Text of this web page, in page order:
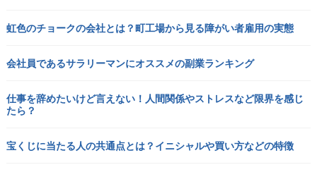
虹色のチョークの会社とは？町工場から見る障がい者雇用の実態
会社員であるサラリーマンにオススメの副業ランキング
仕事を辞めたいけど言えない！人間関係やストレスなど限界を感じ
たら？
宝くじに当たる人の共通点とは？イニシャルや買い方などの特徴